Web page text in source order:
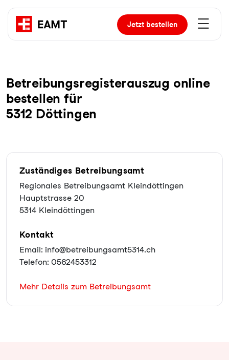
Jetztbestellen
Be­trei­bungs­re­gis­ter­aus­zug online
bestellen für
5312 Döttingen
Zuständiges Betreibungsamt
Regionales Betreibungsamt Kleindöttingen
Hauptstrasse 20
5314 Kleindöttingen
Kontakt
Email: info@betreibungsamt5314.ch
Telefon: 0562453312
Mehr Details zum Betreibungsamt